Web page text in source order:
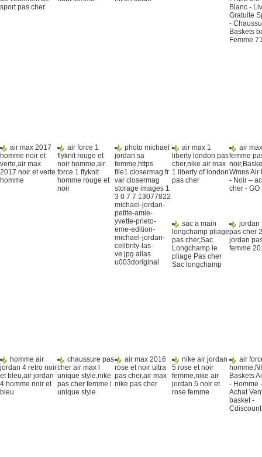
sport pas cher
Blanc -
Gratuite
-
Baskets
Femme
air max 2017
homme noir et
verte,air max
2017 noir et verte
homme
air force 1
flyknit rouge et
noir homme,air
force 1 flyknit
homme rouge et
noir
photo michael
jordan sa
femme,https
file1.closermag.fr
var closermag
storage images 1
3 0 7 7 13077822
michael-jordan-
petite-amie-
yvette-prieto-
eme-edition-
michael-jordan-
celibrity-las-
ve.jpg alias
u003doriginal
air max 1
liberty london pas
cher,nike air max
1 liberty of london
pas cher
air
femme
Wmns Air
- Noir –
cher - GO
sac a main
longchamp pliage
pas cher,Sac
Longchamp le
pliage Pas cher
Sac longchamp
jordan
pas cher
jordan
femme
homme air
jordan 4 retro noir
et bleu,air jordan
4 homme noir et
bleu
chaussure pas
cher air max l
unique style,nike
pas cher femme l
unique style
air max 2016
rose et noir ultra
pas cher,air max
nike pas cher
nike air jordan
5 rose et noir
femme,nike air
jordan 5 noir et
rose femme
air
Baskets
- Homme
Achat
basket -
Cdiscount